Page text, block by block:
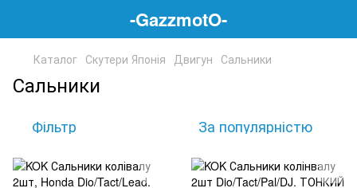
-GazzmotO-
Каталог Скутери Японія Двигун Сальники
Сальники
Фільтр За популярністю